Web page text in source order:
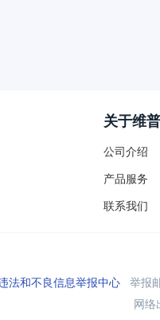
关于维普
公司介绍
产品服务
联系我们
法和不良信息举报中心举报
网